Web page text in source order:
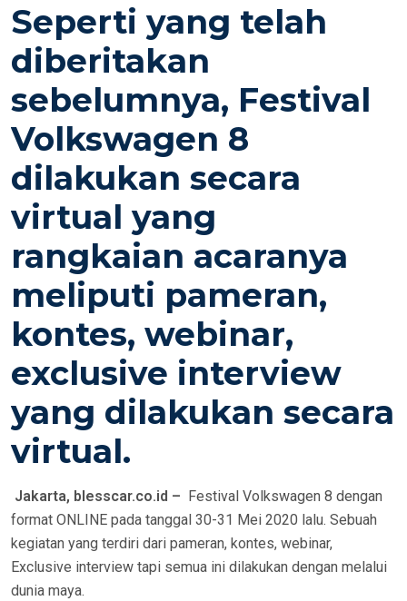
Seperti yang telah
diberitakan
sebelumnya, Festival
Volkswagen 8
dilakukan secara
virtual yang
rangkaian acaranya
meliputi pameran,
kontes, webinar,
exclusive interview
yang dilakukan secara
virtual.
Jakarta, blesscar.co.id – Festival Volkswagen 8 dengan
format ONLINE pada tanggal 30-31 Mei 2020 lalu. Sebuah
kegiatan yang terdiri dari pameran, kontes, webinar,
Exclusive interview tapi semua ini dilakukan dengan melalui
dunia maya.